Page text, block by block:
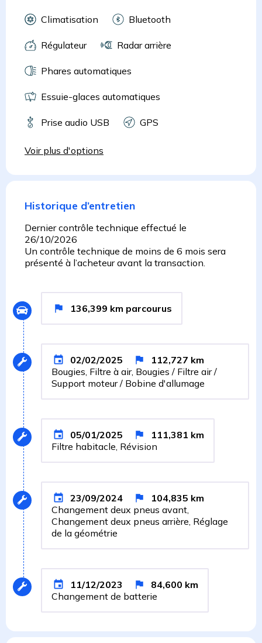
Climatisation Bluetooth
Régulateur Radar arrière
Phares automatiques
Essuie-glaces automatiques
Prise audio USB GPS
Voir plus d'options
Historique d’entretien
Dernier contrôle technique effectué le
26/10/2026
Un contrôle technique de moins de 6 mois sera
présenté à l’acheteur avant la transaction.
136,399 km parcourus
02/02/2025 112,727 km
Bougies, Filtre à air, Bougies / Filtre air /
Support moteur / Bobine d'allumage
05/01/2025 111,381 km
Filtre habitacle, Révision
23/09/2024 104,835 km
Changement deux pneus avant,
Changement deux pneus arrière, Réglage
de la géométrie
11/12/2023 84,600 km
Changement de batterie